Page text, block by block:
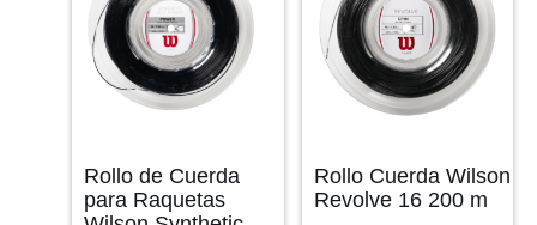
Rollo de Cuerda
para Raquetas
Rollo Cuerda Wilson
Revolve 16 200 m